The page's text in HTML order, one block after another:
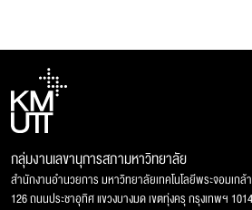
กลุ่มงานเลขานุการสภามหาวิทยาลัย
สำนักงานอำนวยการ มหาวิทยาลัยเทคโนโลยีพระจอมเกล้
126 ถนนประชาอุทิศ แขวงบางมด เขตทุ่งครุ กรุงเทพฯ